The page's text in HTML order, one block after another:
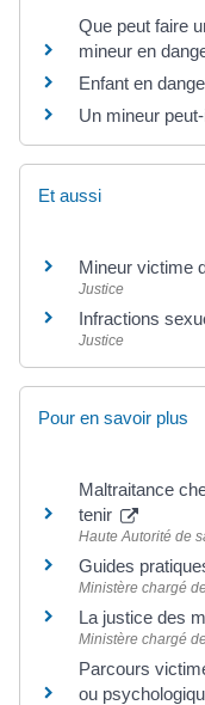
Que peut faire
mineur en
Enfant en
Un mineur
Et aussi
Mineur victime
Justice
Infractions
Justice
Pour en savoir plus
Maltraitance
tenir
Haute Autorité de
Guides
Ministère chargé
La justice des
Ministère chargé
Parcours
ou